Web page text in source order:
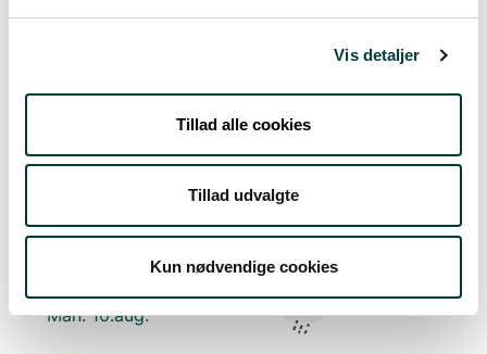
Vis detaljer
Tillad alle cookies
Tillad udvalgte
Kun nødvendige cookies
spredt skydække
Man. 10.aug.